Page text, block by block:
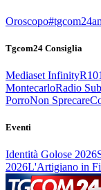
Oroscopo
Tgcom24 Consiglia
Mediaset InfinityR101
MontecarloRadio
PorroNon Sprecare
Eventi
Identità Golose 2026
2026L'Artigiano in